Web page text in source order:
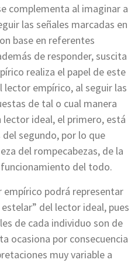
complementa al imaginar a
las señales marcadas en
base en referentes
de responder, suscita
realiza el papel de este
empírico, al seguir las
de tal o cual manera
lector ideal, el primero, está
segundo, por lo que
del rompecabezas, de la
del todo.
empírico podrá representar
del lector ideal, pues
de cada individuo son de
ocasiona por consecuencia
muy variable a